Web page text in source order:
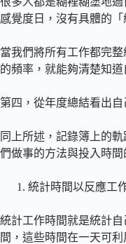
感覺度日，沒有具體的
當我們將所有工作都完
的頻率，就能夠清楚知
第四，從年度總結看出
同上所述，記錄簿上的
們做事的方法與投入時間
統計時間以反應工
統計工作時間就是統計
間，這些時間在一天可